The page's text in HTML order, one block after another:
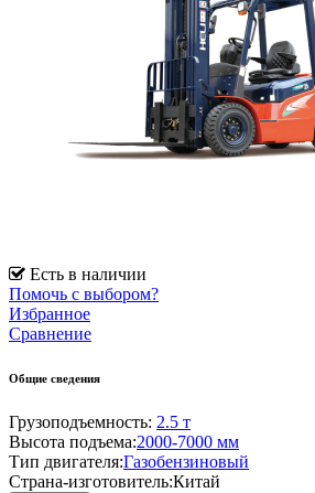
Есть в наличии
Помочь с выбором?
Избранное
Сравнение
Общие сведения
Грузоподъемность: 2.5 т
Высота подъема:2000-7000 мм
Тип двигателя:Газобензиновый
Страна-изготовитель:Китай